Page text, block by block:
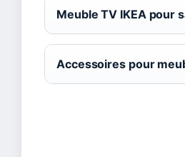
Meuble TV IKEA pour
Accessoires pour